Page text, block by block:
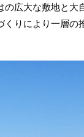
広大な敷地と大
くりにより一層の